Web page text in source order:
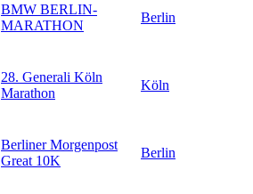
BMW BERLIN-
MARATHON
Berlin
28. Generali Köln
Marathon
Köln
Berliner Morgenpost
Great 10K
Berlin